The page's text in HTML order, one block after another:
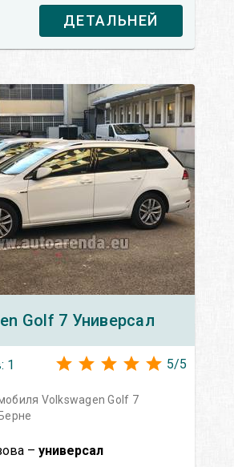
ДЕТАЛЬНЕЙ
Golf 7 Универсал
1 5/5
Volkswagen Golf 7
– универсал